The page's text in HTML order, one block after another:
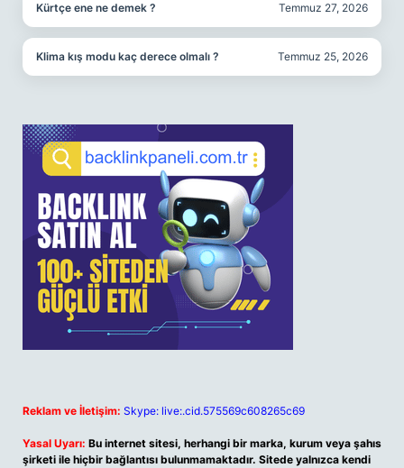
Kürtçe ene ne demek ? Temmuz 27, 2026
Klima kış modu kaç derece olmalı ? Temmuz 25, 2026
Reklam ve İletişim: Skype: live:.cid.575569c608265c69
Yasal Uyarı: Bu internet sitesi, herhangi bir marka, kurum veya şahıs
şirketi ile hiçbir bağlantısı bulunmamaktadır. Sitede yalnızca kendi